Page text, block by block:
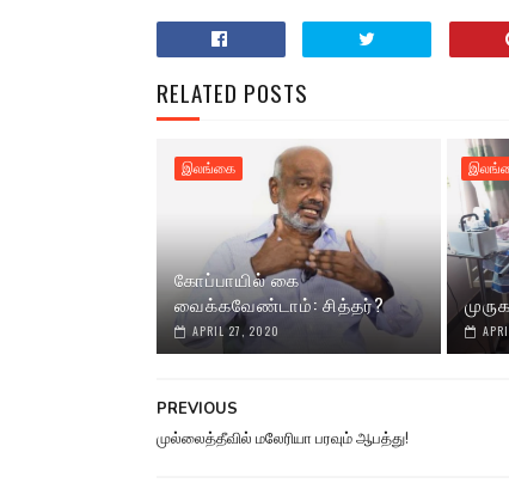
RELATED POSTS
இலங்கை
கோப்பாயில் கை
வைக்கவேண்டாம்: சித்தர்?
APRIL 27, 2020
PREVIOUS
முல்லைத்தீவில் மலேரியா பரவும் ஆபத்து!